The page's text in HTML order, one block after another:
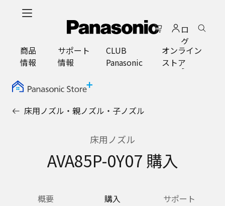
ロ
グ
イ
ン
商品
情報
サポート
情報
CLUB
Panasonic
オンライン
ストア
床用ノズル・親ノズル・子ノズル
床用ノズル
AVA85P-0Y07 購入
概要 購入 サポート